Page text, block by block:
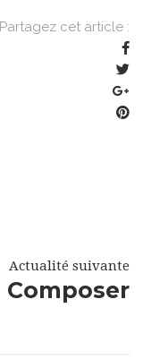
Partagez cet article :
Actualité suivante
Composer